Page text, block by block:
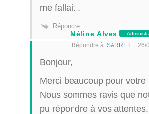
me fallait .
Répondre
Méline Alves
Répondre à SARRET 26/
Bonjour,
Merci beaucoup pour votre
Nous sommes ravis que
pu répondre à vos